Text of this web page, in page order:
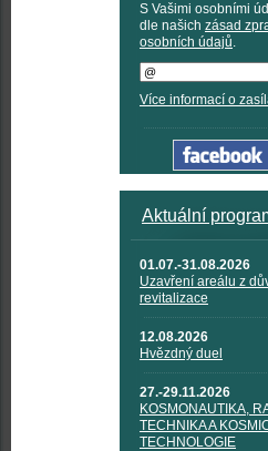
S Vašimi osobními
dle našich zásad
osobních údajů.
Více informací o
Aktuální
01.07.-31.08.2026
Uzavření areálu z
revitalizace
12.08.2026
Hvězdný duel
27.-29.11.2026
KOSMONAUTIKA,
TECHNIKA A
TECHNOLOGIE